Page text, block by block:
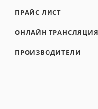
ПРАЙС ЛИСТ
ОНЛАЙН ТРАНСЛЯЦИЯ
ПРОИЗВОДИТЕЛИ